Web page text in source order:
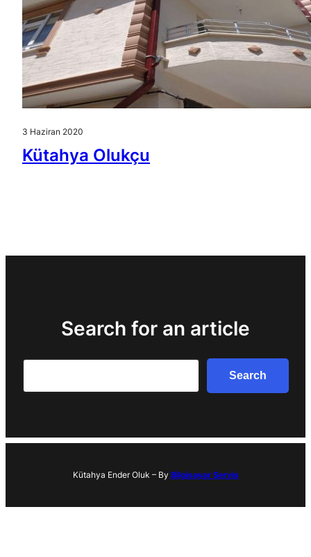
3 Haziran 2020
Kütahya Olukçu
Search for an article
Search
Kütahya Ender Oluk – By Bilgisayar Servis